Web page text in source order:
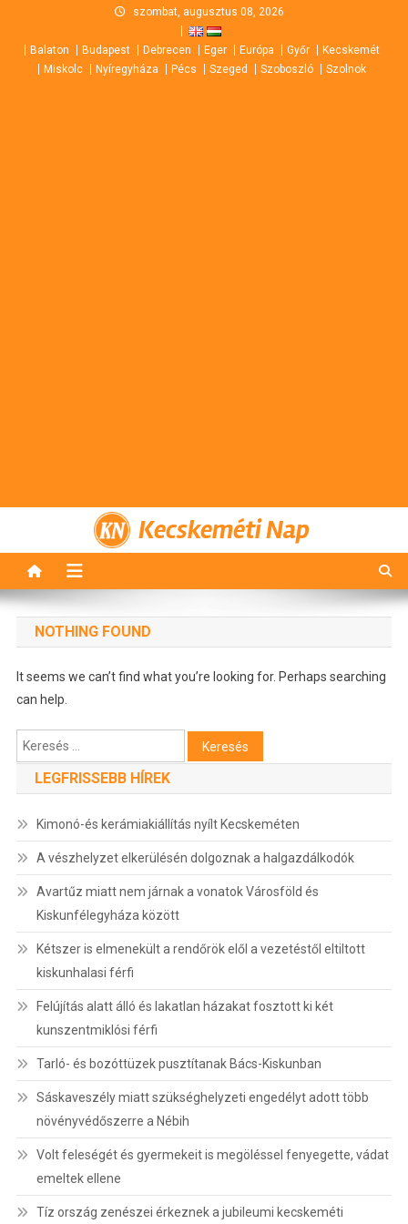
content
szombat, augusztus 08, 2026
Balaton Budapest Debrecen Eger Európa Győr
Kecskemét
Miskolc
Nyíregyháza Pécs Szeged Szoboszló Szolnok
Kecskeméti Nap
NOTHING FOUND
It seems we can’t find what you’re looking for. Perhaps searching
can help.
Keresés:
LEGFRISSEBB HÍREK
Kimonó-és kerámiakiállítás nyílt Kecskeméten
A vészhelyzet elkerülésén dolgoznak a halgazdálkodók
Avartűz miatt nem járnak a vonatok Városföld és
Kiskunfélegyháza között
Kétszer is elmenekült a rendőrök elől a vezetéstől eltiltott
kiskunhalasi férfi
Felújítás alatt álló és lakatlan házakat fosztott ki két
kunszentmiklósi férfi
Tarló- és bozóttüzek pusztítanak Bács-Kiskunban
Sáskaveszély miatt szükséghelyzeti engedélyt adott több
növényvédőszerre a Nébih
Volt feleségét és gyermekeit is megöléssel fenyegette, vádat
emeltek ellene
Tíz ország zenészei érkeznek a jubileumi kecskeméti